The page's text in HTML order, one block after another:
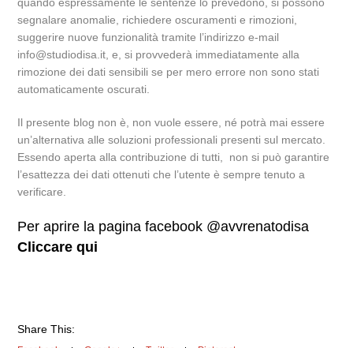
segnalare anomalie, richiedere oscuramenti e rimozioni,
suggerire nuove funzionalità tramite l’indirizzo e-mail
info@studiodisa.it, e, si provvederà immediatamente alla
rimozione dei dati sensibili se per mero errore non sono stati
automaticamente oscurati.
Il presente blog non è, non vuole essere, né potrà mai essere
un’alternativa alle soluzioni professionali presenti sul mercato.
Essendo aperta alla contribuzione di tutti, non si può garantire
l’esattezza dei dati ottenuti che l’utente è sempre tenuto a
verificare.
Per aprire la pagina facebook @avvrenatodisa
Cliccare qui
Share This: